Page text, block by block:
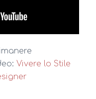
Vivere lo Stile